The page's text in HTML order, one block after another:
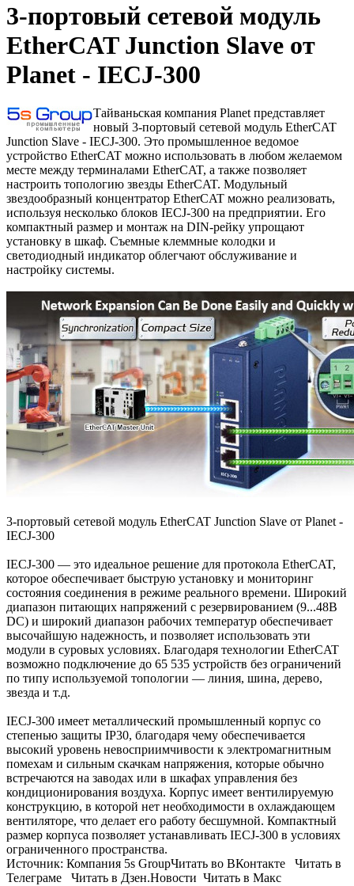
3-портовый сетевой модуль
EtherCAT Junction Slave от
Planet - IECJ-300
Тайваньская компания Planet представляет
новый 3-портовый сетевой модуль EtherCAT
Junction Slave - IECJ-300. Это промышленное ведомое
устройство EtherCAT можно использовать в любом желаемом
месте между терминалами EtherCAT, а также позволяет
настроить топологию звезды EtherCAT. Модульный
звездообразный концентратор EtherCAT можно реализовать,
используя несколько блоков IECJ-300 на предприятии. Его
компактный размер и монтаж на DIN-рейку упрощают
установку в шкаф. Съемные клеммные колодки и
светодиодный индикатор облегчают обслуживание и
настройку системы.
3-портовый сетевой модуль EtherCAT Junction Slave от Planet -
IECJ-300
IECJ-300 — это идеальное решение для протокола EtherCAT,
которое обеспечивает быструю установку и мониторинг
состояния соединения в режиме реального времени. Широкий
диапазон питающих напряжений с резервированием (9...48В
DC) и широкий диапазон рабочих температур обеспечивает
высочайшую надежность, и позволяет использовать эти
модули в суровых условиях. Благодаря технологии EtherCAT
возможно подключение до 65 535 устройств без ограничений
по типу используемой топологии — линия, шина, дерево,
звезда и т.д.
IECJ-300 имеет металлический промышленный корпус со
степенью защиты IP30, благодаря чему обеспечивается
высокий уровень невосприимчивости к электромагнитным
помехам и сильным скачкам напряжения, которые обычно
встречаются на заводах или в шкафах управления без
кондиционирования воздуха. Корпус имеет вентилируемую
конструкцию, в которой нет необходимости в охлаждающем
вентиляторе, что делает его работу бесшумной. Компактный
размер корпуса позволяет устанавливать IECJ-300 в условиях
ограниченного пространства.
Источник: Компания 5s GroupЧитать во ВКонтакте Читать в
Телеграме Читать в Дзен.Новости Читать в Макс